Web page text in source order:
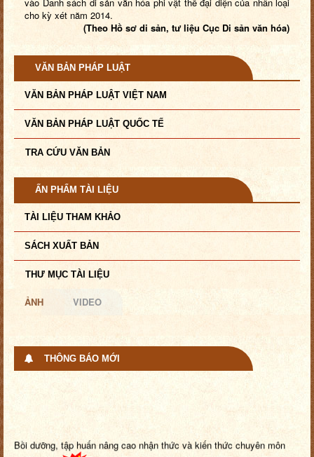
cho kỳ xét năm 2014.
(Theo Hồ sơ di sản, tư liệu Cục Di sản văn hóa)
VĂN BẢN PHÁP LUẬT
VĂN BẢN PHÁP LUẬT VIỆT NAM
VĂN BẢN PHÁP LUẬT QUỐC TẾ
TRA CỨU VĂN BẢN
ẤN PHẨM TÀI LIỆU
TÀI LIỆU THAM KHẢO
SÁCH XUẤT BẢN
THƯ MỤC TÀI LIỆU
ẢNH VIDEO
THÔNG BÁO MỚI
Bồi dưỡng, tập huấn nâng cao nhận thức và kiến thức chuyên môn
nghiệp ...